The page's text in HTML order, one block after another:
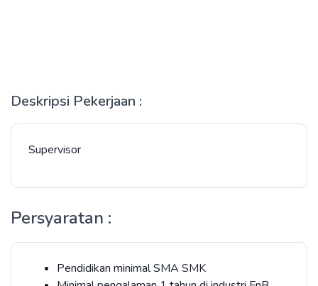
Deskripsi Pekerjaan :
Supervisor
Persyaratan :
Pendidikan minimal SMA SMK